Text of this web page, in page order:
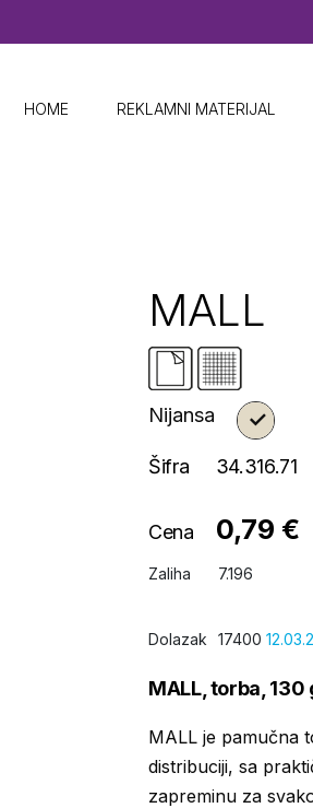
HOME REKLAMNI MATERIJAL ​
MALL
Nijansa
Šifra 34.316.71
Cena 0,79 €
Zaliha 7.196
Dolazak 17400
MALL, torba, 130
MALL je pamučna
distribuciji, sa
zapreminu za